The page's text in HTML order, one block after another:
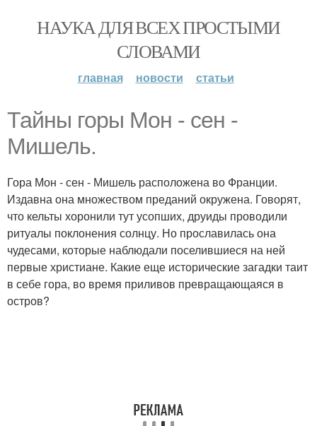
НАУКА ДЛЯ ВСЕХ ПРОСТЫМИ
СЛОВАМИ
главная новости статьи
Тайны горы Мон - сен -
Мишель.
Гора Мон - сен - Мишель расположена во Франции.
Издавна она множеством преданий окружена. Говорят,
что кельты хоронили тут усопших, друиды проводили
ритуалы поклонения солнцу. Но прославилась она
чудесами, которые наблюдали поселившиеся на ней
первые христиане. Какие еще исторические загадки таит
в себе гора, во время приливов превращающаяся в
остров?